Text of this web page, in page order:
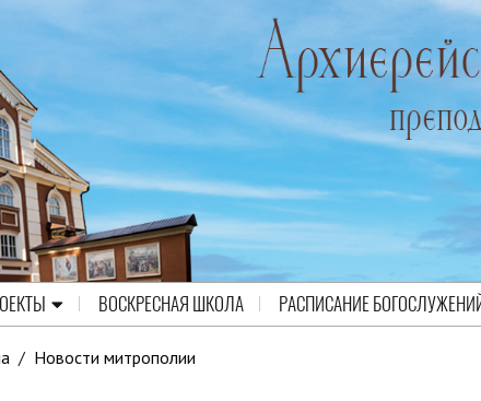
ВОСКРЕСНАЯ ШКОЛА РАСПИСАНИЕ
/ Новости митрополии